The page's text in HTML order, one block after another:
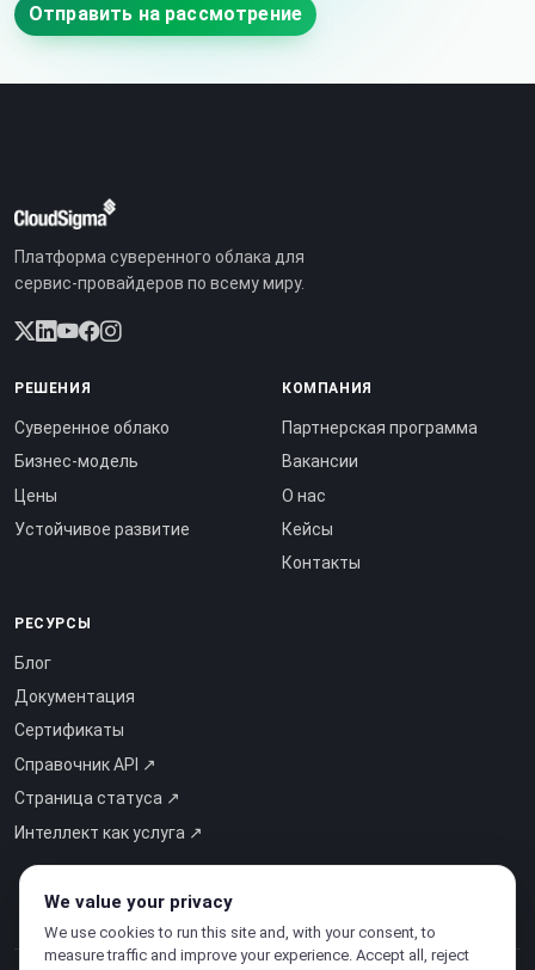
Отправить на рассмотрение
Платформа суверенного облака для
сервис-провайдеров по всему миру.
РЕШЕНИЯ
Суверенное облако
Бизнес-модель
Цены
Устойчивое развитие
КОМПАНИЯ
Партнерская программа
Вакансии
О нас
Кейсы
Контакты
РЕСУРСЫ
Блог
Документация
Сертификаты
Справочник API ↗
Страница статуса ↗
Интеллект как услуга ↗
We value your privacy
We use cookies to run this site and, with your consent, to
measure traffic and improve your experience. Accept all, reject